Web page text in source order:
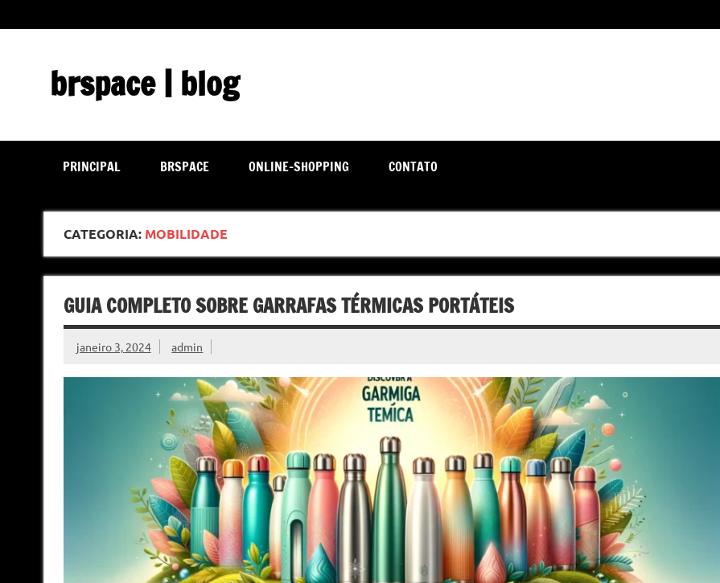
content
brspace | blog
PRINCIPAL BRSPACE ONLINE-SHOPPING CONTATO
CATEGORIA: MOBILIDADE
GUIA COMPLETO SOBRE GARRAFAS TÉRMICAS PORTÁTEIS
janeiro 3, 2024 admin